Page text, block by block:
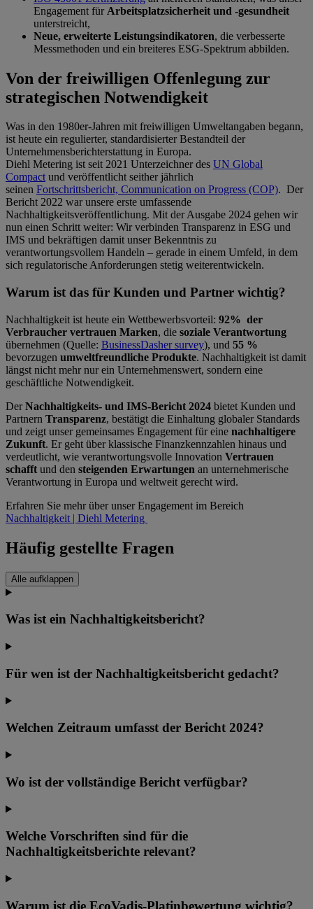
Engagement für Arbeitsplatzsicherheit und -gesundheit
unterstreicht,
Neue, erweiterte Leistungsindikatoren, die verbesserte
Messmethoden und ein breiteres ESG-Spektrum abbilden.
Von der freiwilligen Offenlegung zur
strategischen Notwendigkeit
Was in den 1980er-Jahren mit freiwilligen Umweltangaben begann,
ist heute ein regulierter, standardisierter Bestandteil der
Unternehmensberichterstattung in Europa.
Diehl Metering ist seit 2021 Unterzeichner des UN Global
Compactund veröffentlicht seither jährlich
seinen Fortschrittsbericht, Communication on Progress (COP). Der
Bericht 2022 war unsere erste umfassende
Nachhaltigkeitsveröffentlichung. Mit der Ausgabe 2024 gehen wir
nun einen Schritt weiter: Wir verbinden Transparenz in ESG und
IMS und bekräftigen damit unser Bekenntnis zu
verantwortungsvollem Handeln – gerade in einem Umfeld, in dem
sich regulatorische Anforderungen stetig weiterentwickeln.
Warum ist das für Kunden und Partner wichtig?
Nachhaltigkeit ist heute ein Wettbewerbsvorteil: 92% der
Verbraucher vertrauen Marken, die soziale Verantwortung
übernehmen (Quelle: BusinessDasher survey), und 55 %
bevorzugen umweltfreundliche Produkte. Nachhaltigkeit ist damit
längst nicht mehr nur ein Unternehmenswert, sondern eine
geschäftliche Notwendigkeit.
DerNachhaltigkeits- und IMS-Bericht 2024 bietet Kunden und
Partnern Transparenz, bestätigt die Einhaltung globaler Standards
und zeigt unser gemeinsames Engagement für eine nachhaltigere
Zukunft. Er geht über klassische Finanzkennzahlen hinaus und
verdeutlicht, wie verantwortungsvolle Innovation Vertrauen
schafft und den steigenden Erwartungen an unternehmerische
Verantwortung in Europa und weltweit gerecht wird.
Erfahren Sie mehr über unser Engagement im Bereich
Nachhaltigkeit | Diehl Metering
Häufig gestellte Fragen
Alle aufklappen
Was ist ein Nachhaltigkeitsbericht?
Für wen ist der Nachhaltigkeitsbericht gedacht?
Welchen Zeitraum umfasst der Bericht 2024?
Wo ist der vollständige Bericht verfügbar?
Welche Vorschriften sind für die
Nachhaltigkeitsberichte relevant?
Warum ist die EcoVadis-Platinbewertung wichtig?